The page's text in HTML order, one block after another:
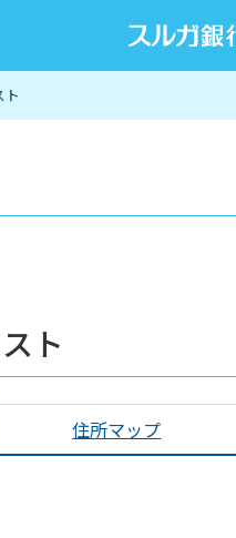
ト
ト
住所マップ